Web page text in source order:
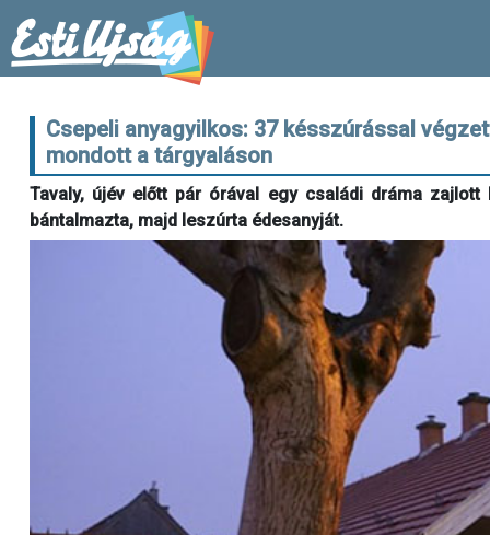
Csepeli anyagyilkos: 37 késszúrással
mondott a tárgyaláson
Tavaly, újév előtt pár órával egy családi dráma
bántalmazta, majd leszúrta édesanyját.